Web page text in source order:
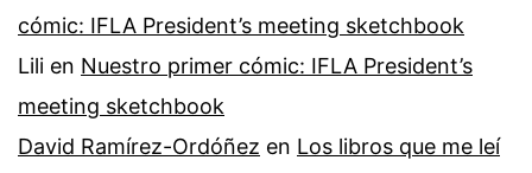
cómic: IFLA President’s meeting sketchbook
Lili en Nuestro primer cómic: IFLA President’s
meeting sketchbook
David Ramírez-Ordóñez en Los libros que me leí